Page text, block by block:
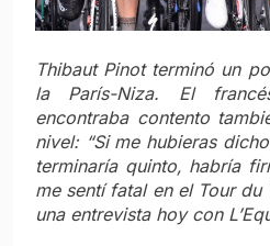
Thibaut Pinot terminó un
la París-Niza. El
encontraba contento
nivel: “Si me hubieras
terminaría quinto, habría
me sentí fatal en el Tour du
una entrevista hoy con